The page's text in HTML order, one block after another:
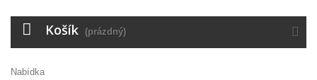
Košík (prázdný)
Nabídka